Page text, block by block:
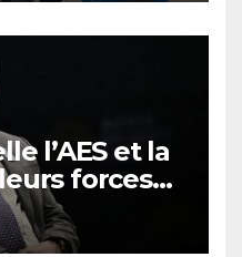
l’AES et la
forces